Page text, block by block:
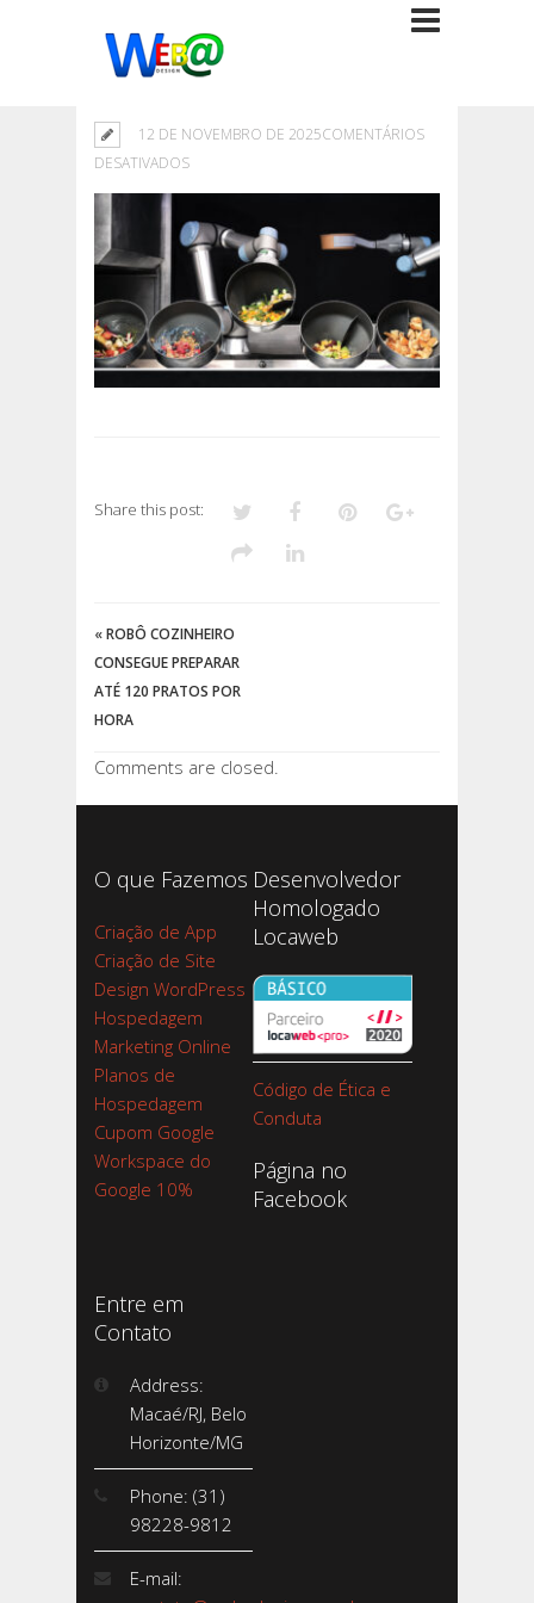
12 DE NOVEMBRO DE 2025COMENTÁRIOS
DESATIVADOSEM
Share this post:
«ROBÔ COZINHEIRO
CONSEGUE PREPARAR
ATÉ 120 PRATOS POR
HORA
Comments are closed.
O que Fazemos
Criação de App
Criação de Site
Design WordPress
Hospedagem
Marketing Online
Planos de
Hospedagem
Cupom Google
Workspace do
Google 10%
Desenvolvedor
Homologado
Locaweb
Código de Ética e
Conduta
Página no
Facebook
Entre em
Contato
Address:
Macaé/RJ, Belo
Horizonte/MG
Phone: (31)
98228-9812
E-mail: